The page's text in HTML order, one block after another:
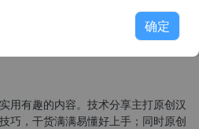
用有趣的内容。技术分享主打原创汉
巧，干货满满易懂好上手；同时原创
确定